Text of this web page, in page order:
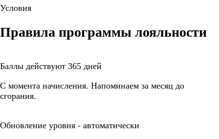
Условия
Правила программы лояльности
Баллы действуют 365 дней
С момента начисления. Напоминаем за месяц до
сгорания.
Обновление уровня - автоматически